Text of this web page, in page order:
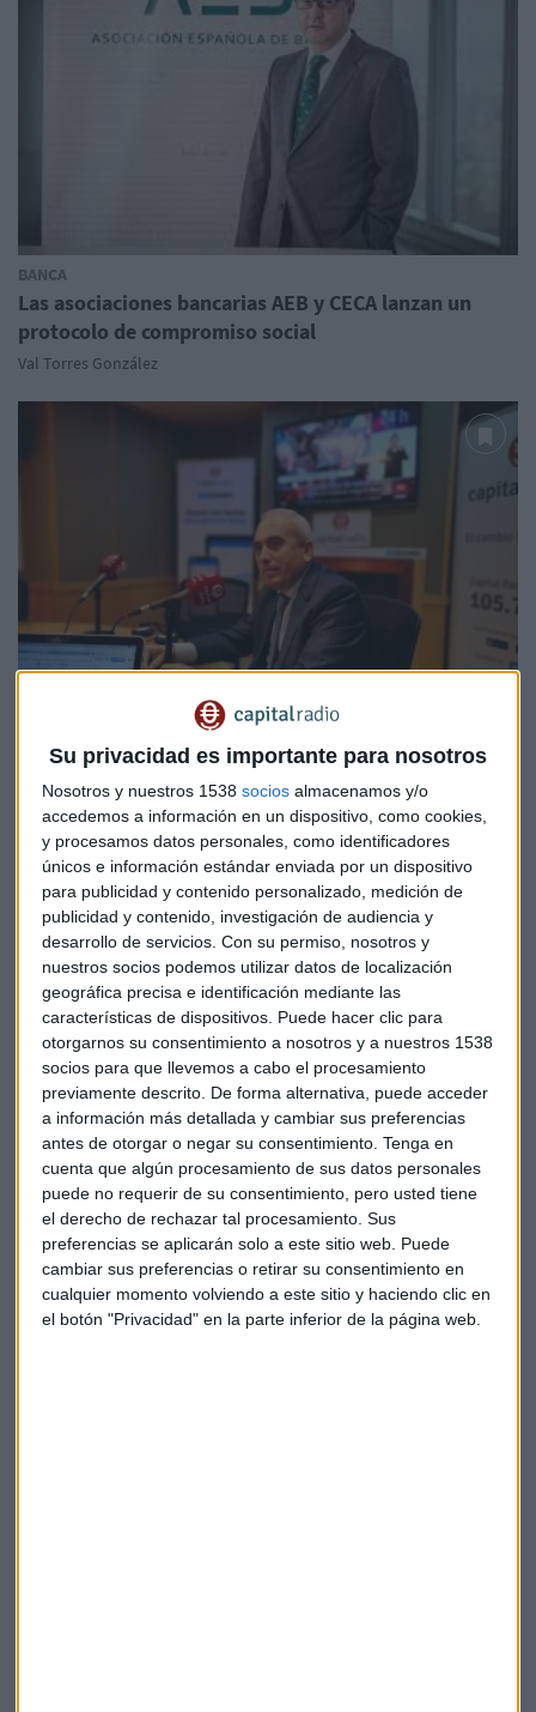
Su privacidad es importante para nosotros
Nosotros y nuestros 1538 socios almacenamos y/o
accedemos a información en un dispositivo, como cookies,
y procesamos datos personales, como identificadores
únicos e información estándar enviada por un dispositivo
para publicidad y contenido personalizado, medición de
publicidad y contenido, investigación de audiencia y
desarrollo de servicios. Con su permiso, nosotros y
nuestros socios podemos utilizar datos de localización
geográfica precisa e identificación mediante las
características de dispositivos. Puede hacer clic para
otorgarnos su consentimiento a nosotros y a nuestros 1538
socios para que llevemos a cabo el procesamiento
previamente descrito. De forma alternativa, puede acceder
a información más detallada y cambiar sus preferencias
antes de otorgar o negar su consentimiento. Tenga en
cuenta que algún procesamiento de sus datos personales
puede no requerir de su consentimiento, pero usted tiene
el derecho de rechazar tal procesamiento. Sus
preferencias se aplicarán solo a este sitio web. Puede
cambiar sus preferencias o retirar su consentimiento en
cualquier momento volviendo a este sitio y haciendo clic en
el botón "Privacidad" en la parte inferior de la página web.
BANCA
Las asociaciones bancarias AEB y CECA lanzan un
protocolo de compromiso social
Val Torres González
ENTREVISTA
J.L. Martínez (AEB): "Sobran oficinas porque el 60%
de los clientes ya son digi
Redacción Capital Radio
CONFLICTO POR LOS ERTES
La AEB sobre los errores del SEPE con los anticipos:
"Lo normal es hablarlo y solucionarlo con el
Gobierno"